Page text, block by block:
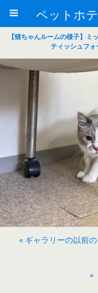
【猫ちゃんルームの様子】ミ
ティッシュフ
« ギャラリーの以前